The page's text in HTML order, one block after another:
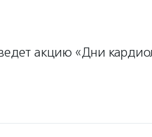
акцию «Дни